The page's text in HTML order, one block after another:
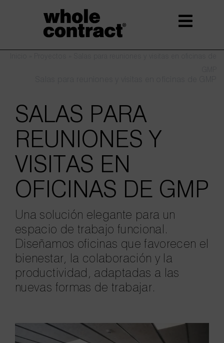
SALAS PARA
REUNIONES Y
VISITAS EN
OFICINAS DE GMP
Una solución elegante para un
espacio de trabajo funcional.
Diseñamos oficinas que favorecen el
bienestar, la colaboración y la
productividad, adaptadas a las
nuevas formas de trabajar.